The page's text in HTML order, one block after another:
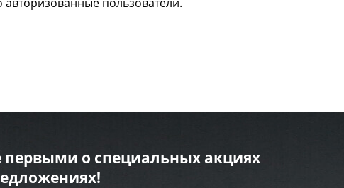
первыми о специальных акциях